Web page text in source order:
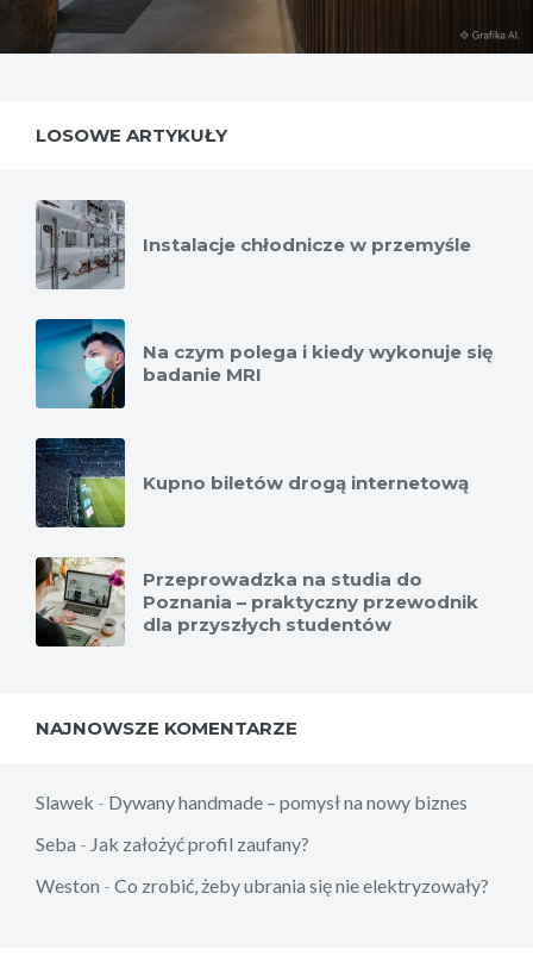
LOSOWE ARTYKUŁY
Instalacje chłodnicze w przemyśle
Na czym polega i kiedy wykonuje się
badanie MRI
Kupno biletów drogą internetową
Przeprowadzka na studia do
Poznania – praktyczny przewodnik
dla przyszłych studentów
NAJNOWSZE KOMENTARZE
Slawek - Dywany handmade – pomysł na nowy biznes
Seba - Jak założyć profil zaufany?
Weston - Co zrobić, żeby ubrania się nie elektryzowały?